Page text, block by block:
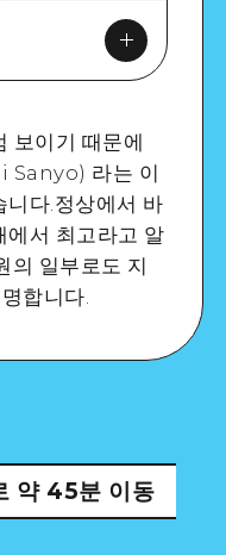
보이기 때문에
Sanyo) 라는 이
니다.정상에서 바
에서 최고라고 알
의 일부로도 지
합니다.
약 45분 이동